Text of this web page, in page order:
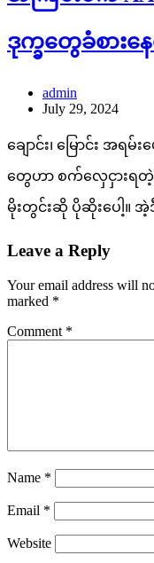
ဒုက္ခတွေခံစား
admin
July 29, 2024
ချောင်း၊ မြောင်း အရ
တွေဟာ စက်လှေငှားရ
မိုးတွင်းဆို ပိုဆိုးပေါ့။
Leave a Reply
Your email address will
marked *
Comment *
Name *
Email *
Website